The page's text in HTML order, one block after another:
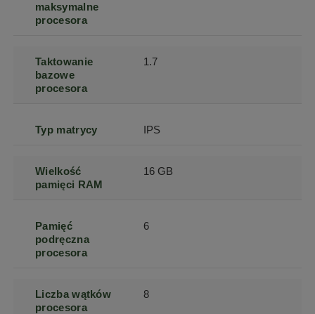
maksymalne
procesora
Taktowanie
bazowe
procesora
1.7
Typ matrycy IPS
Wielkość
pamięci RAM
16 GB
Pamięć
podręczna
procesora
6
Liczba wątków
procesora
8